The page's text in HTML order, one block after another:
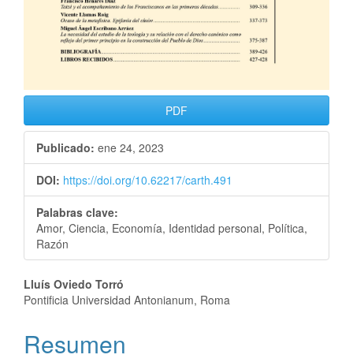
PDF
Publicado: ene 24, 2023
DOI: https://doi.org/10.62217/carth.491
Palabras clave:
Amor, Ciencia, Economía, Identidad personal, Política,
Razón
Lluís Oviedo Torró
Pontificia Universidad Antonianum, Roma
Resumen